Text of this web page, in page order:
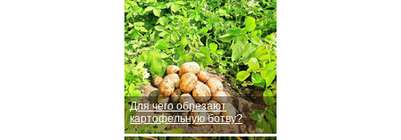
Для чего обрезают
картофельную ботву?